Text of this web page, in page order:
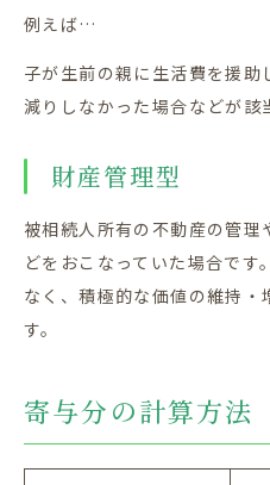
例えば…
子が生前の親に生活費を援助
減りしなかった場合などが該
財産管理型
被相続人所有の不動産の管理
どをおこなっていた場合で
なく、積極的な価値の維持・
す。
寄与分の計算方法